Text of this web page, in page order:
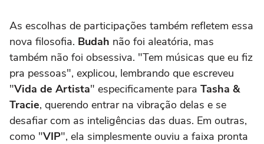
As escolhas de participações também refletem essa
nova filosofia. Budah não foi aleatória, mas
também não foi obsessiva. "Tem músicas que eu fiz
pra pessoas", explicou, lembrando que escreveu
"Vida de Artista" especificamente para Tasha &
Tracie, querendo entrar na vibração delas e se
desafiar com as inteligências das duas. Em outras,
como "VIP", ela simplesmente ouviu a faixa pronta